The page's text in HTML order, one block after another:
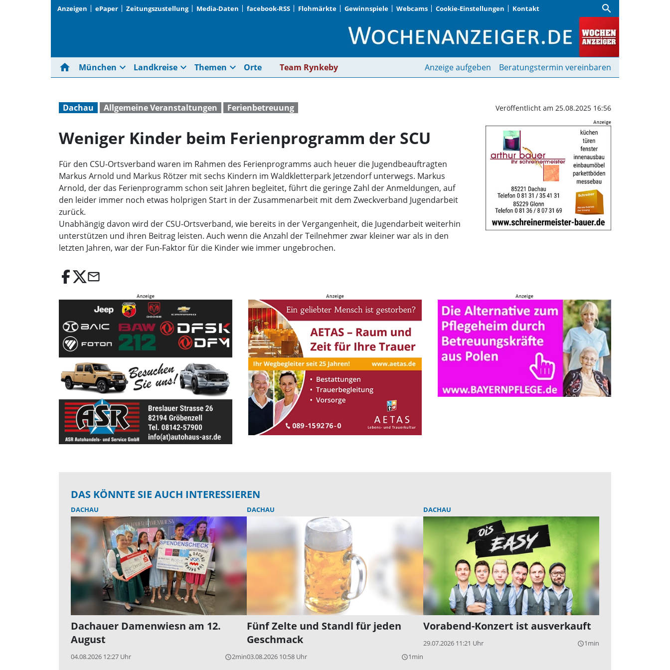
Anzeigen ePaper Zeitungszustellung Media-Daten facebook-RSS Flohmärkte Gewinnspiele Webcams Cookie-Einstellungen Kontakt search
Weniger Kinder beim Ferienprogramm der
home München expand_more Landkreise expand_more Themen expand_more Orte Team Rynkeby Anzeige aufgeben Beratungstermin vereinbaren
Dachau Allgemeine Veranstaltungen Ferienbetreuung Veröffentlicht am 25.08.2025 16:56
Weniger Kinder beim Ferienprogramm der SCU
Für den CSU-Ortsverband waren im Rahmen des Ferienprogramms auch heuer die Jugendbeauftragten
Markus Arnold und Markus Rötzer mit sechs Kindern im Waldkletterpark Jetzendorf unterwegs. Markus
Arnold, der das Ferienprogramm schon seit Jahren begleitet, führt die geringe Zahl der Anmeldungen, auf
den leider immer noch etwas holprigen Start in der Zusammenarbeit mit dem Zweckverband Jugendarbeit
zurück.
Unabhängig davon wird der CSU-Ortsverband, wie bereits in der Vergangenheit, die Jugendarbeit weiterhin
unterstützen und ihren Beitrag leisten. Auch wenn die Anzahl der Teilnehmer zwar kleiner war als in den
letzten Jahren, war der Fun-Faktor für die Kinder wie immer ungebrochen.
email
DAS KÖNNTE SIE AUCH INTERESSIEREN
DACHAU
Dachauer Damenwiesn am 12.
August
04.08.2026 12:27 Uhr query_builder2min
DACHAU
Fünf Zelte und Standl für jeden
Geschmack
03.08.2026 10:58 Uhr query_builder1min
DACHAU
Vorabend-Konzert ist ausverkauft
29.07.2026 11:21 Uhr query_builder1min